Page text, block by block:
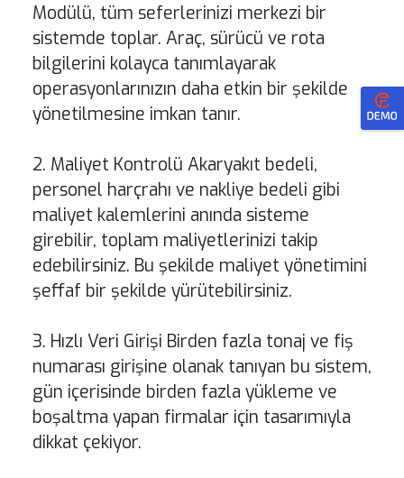
Modülü, tüm seferlerinizi merkezi bir
sistemde toplar. Araç, sürücü ve rota
bilgilerini kolayca tanımlayarak
operasyonlarınızın daha etkin bir şekilde
yönetilmesine imkan tanır.
2. Maliyet Kontrolü Akaryakıt bedeli,
personel harçrahı ve nakliye bedeli gibi
maliyet kalemlerini anında sisteme
girebilir, toplam maliyetlerinizi takip
edebilirsiniz. Bu şekilde maliyet yönetimini
şeffaf bir şekilde yürütebilirsiniz.
3. Hızlı Veri Girişi Birden fazla tonaj ve fiş
numarası girişine olanak tanıyan bu sistem,
gün içerisinde birden fazla yükleme ve
boşaltma yapan firmalar için tasarımıyla
dikkat çekiyor.